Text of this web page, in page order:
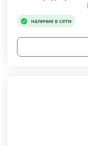
наличие в сети